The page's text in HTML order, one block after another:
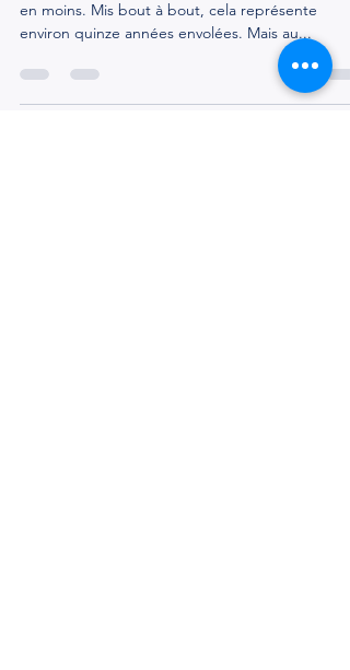
L'arrêt Tabac : retrouver la
liberté
Vingt cigarettes, c’est trois heures quarante de